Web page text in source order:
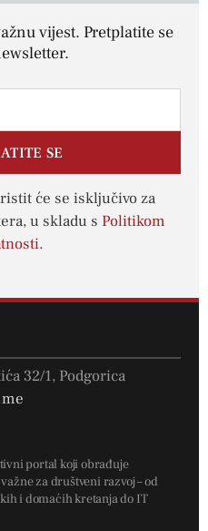
vijest. Pretplatite se
SE
će se isključivo za
u skladu s Politikom
.
32/1, Podgorica
portal koji obrađuje
za društveni razvoj – od
i domaćih kretanja do IT